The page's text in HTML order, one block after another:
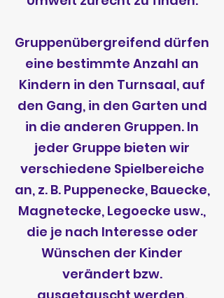
Gruppenübergreifend dürfen
eine bestimmte Anzahl an
Kindern in den Turnsaal, auf
den Gang, in den Garten und
in die anderen Gruppen. In
jeder Gruppe bieten wir
verschiedene Spielbereiche
an, z. B. Puppenecke, Bauecke,
Magnetecke, Legoecke usw.,
die je nach Interesse oder
Wünschen der Kinder
verändert bzw.